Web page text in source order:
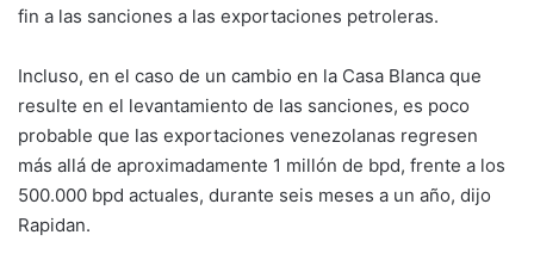
fin a las sanciones a las exportaciones petroleras.
Incluso, en el caso de un cambio en la Casa Blanca que
resulte en el levantamiento de las sanciones, es poco
probable que las exportaciones venezolanas regresen
más allá de aproximadamente 1 millón de bpd, frente a los
500.000 bpd actuales, durante seis meses a un año, dijo
Rapidan.